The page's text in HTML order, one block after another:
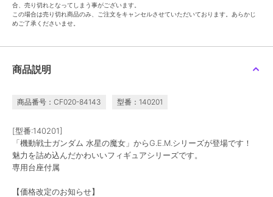
合、売り切れとなってしまう事がございます。
この場合は売り切れ商品のみ、ご注文をキャンセルさせていただいております。あらかじ
めご了承くださいませ。
商品説明
商品番号：CF020-84143 型番：140201
[型番:140201]
「機動戦士ガンダム 水星の魔女」からG.E.M.シリーズが登場です！
魅力を詰め込んだかわいいフィギュアシリーズです。
専用台座付属
【価格改定のお知らせ】